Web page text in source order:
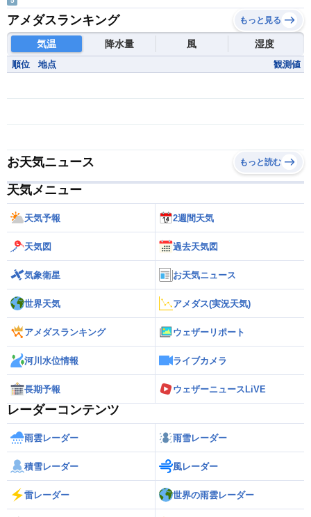
アメダスランキング もっと見る
気温 降水量 風 湿度
順位 地点 観測値
お天気ニュース もっと読む
天気メニュー
天気予報 2週間天気
天気図 過去天気図
気象衛星 お天気ニュース
世界天気 アメダス(実況天気)
アメダスランキング ウェザーリポート
河川水位情報 ライブカメラ
長期予報 ウェザーニュースLiVE
レーダーコンテンツ
雨雲レーダー 雨雪レーダー
積雪レーダー 風レーダー
雷レーダー 世界の雨雲レーダー